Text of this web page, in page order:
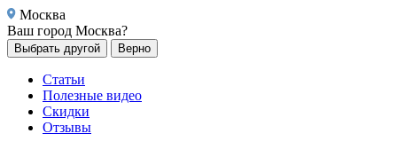
Москва
Ваш город Москва?
Выбрать другой Верно
Статьи
Полезные видео
Скидки
Отзывы